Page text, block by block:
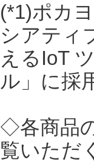
(*1)ポカ
シアティ
えるIoT
ル」に採
◇各商品
覧いただ